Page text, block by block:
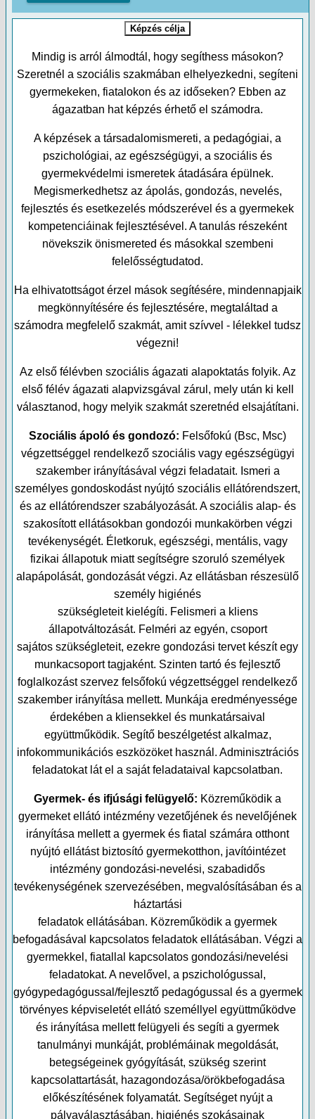
Képzés célja
Mindig is arról álmodtál, hogy segíthess másokon?
Szeretnél a szociális szakmában elhelyezkedni, segíteni
gyermekeken, fiatalokon és az időseken? Ebben az
ágazatban hat képzés érhető el számodra.
A képzések a társadalomismereti, a pedagógiai, a
pszichológiai, az egészségügyi, a szociális és
gyermekvédelmi ismeretek átadására épülnek.
Megismerkedhetsz az ápolás, gondozás, nevelés,
fejlesztés és esetkezelés módszerével és a gyermekek
kompetenciáinak fejlesztésével. A tanulás részeként
növekszik önismereted és másokkal szembeni
felelősségtudatod.
Ha elhivatottságot érzel mások segítésére, mindennapjaik
megkönnyítésére és fejlesztésére, megtaláltad a
számodra megfelelő szakmát, amit szívvel - lélekkel tudsz
végezni!
Az első félévben szociális ágazati alapoktatás folyik. Az
első félév ágazati alapvizsgával zárul, mely után ki kell
választanod, hogy melyik szakmát szeretnéd elsajátítani.
Szociális ápoló és gondozó: Felsőfokú (Bsc, Msc)
végzettséggel rendelkező szociális vagy egészségügyi
szakember irányításával végzi feladatait. Ismeri a
személyes gondoskodást nyújtó szociális ellátórendszert,
és az ellátórendszer szabályozását. A szociális alap- és
szakosított ellátásokban gondozói munkakörben végzi
tevékenységét. Életkoruk, egészségi, mentális, vagy
fizikai állapotuk miatt segítségre szoruló személyek
alapápolását, gondozását végzi. Az ellátásban részesülő
személy higiénés
szükségleteit kielégíti. Felismeri a kliens
állapotváltozását. Felméri az egyén, csoport
sajátos szükségleteit, ezekre gondozási tervet készít egy
munkacsoport tagjaként. Szinten tartó és fejlesztő
foglalkozást szervez felsőfokú végzettséggel rendelkező
szakember irányítása mellett. Munkája eredményessége
érdekében a kliensekkel és munkatársaival
együttműködik. Segítő beszélgetést alkalmaz,
infokommunikációs eszközöket használ. Adminisztrációs
feladatokat lát el a saját feladataival kapcsolatban.
Gyermek- és ifjúsági felügyelő: Közreműködik a
gyermeket ellátó intézmény vezetőjének és nevelőjének
irányítása mellett a gyermek és fiatal számára otthont
nyújtó ellátást biztosító gyermekotthon, javítóintézet
intézmény gondozási-nevelési, szabadidős
tevékenységének szervezésében, megvalósításában és a
háztartási
feladatok ellátásában. Közreműködik a gyermek
befogadásával kapcsolatos feladatok ellátásában. Végzi a
gyermekkel, fiatallal kapcsolatos gondozási/nevelési
feladatokat. A nevelővel, a pszichológussal,
gyógypedagógussal/fejlesztő pedagógussal és a gyermek
törvényes képviseletét ellátó személlyel együttműködve
és irányítása mellett felügyeli és segíti a gyermek
tanulmányi munkáját, problémáinak megoldását,
betegségeinek gyógyítását, szükség szerint
kapcsolattartását, hazagondozása/örökbefogadása
előkészítésének folyamatát. Segítséget nyújt a
pályaválasztásában, higiénés szokásainak